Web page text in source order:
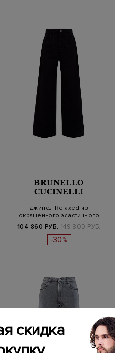
BRUNELLO
CUCINELLI
Джинсы Relaxed из
окрашенного эластичного
денима с дет…
104 860 РУБ. 149 800 РУБ.
-30%
скидка